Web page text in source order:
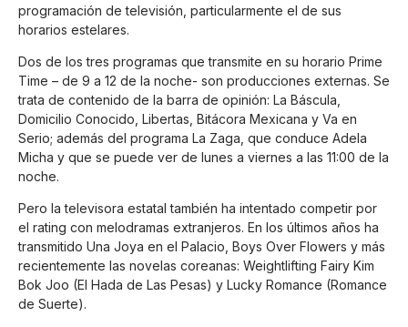
programación de televisión, particularmente el de sus
horarios estelares.
Dos de los tres programas que transmite en su horario Prime
Time – de 9 a 12 de la noche- son producciones externas. Se
trata de contenido de la barra de opinión: La Báscula,
Domicilio Conocido, Libertas, Bitácora Mexicana y Va en
Serio; además del programa La Zaga, que conduce Adela
Micha y que se puede ver de lunes a viernes a las 11:00 de la
noche.
Pero la televisora estatal también ha intentado competir por
el rating con melodramas extranjeros. En los últimos años ha
transmitido Una Joya en el Palacio, Boys Over Flowers y más
recientemente las novelas coreanas: Weightlifting Fairy Kim
Bok Joo (El Hada de Las Pesas) y Lucky Romance (Romance
de Suerte).